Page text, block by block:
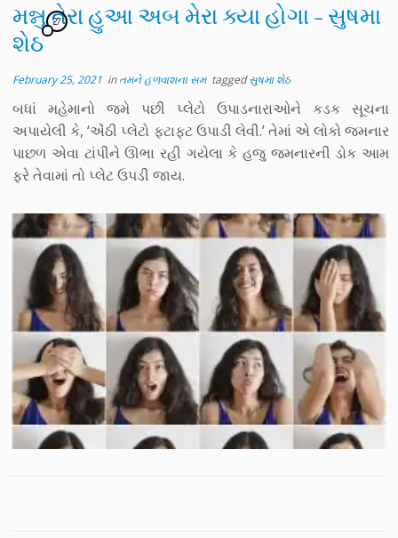
મન્નુ તેરા હુઆ અબ મેરા ક્યા હોગા – સુષમા
શેઠ
27
February 25, 2021 inતમને હળવાશના સમ taggedસુષમા શેઠ
બધાં મહેમાનો જમે પછી પ્લેટો ઉપાડનારાઓને કડક સૂચના
અપાયેલી કે, ‘એંઠી પ્લેટો ફટાફટ ઉપાડી લેવી.’ તેમાં એ લોકો જમનાર
પાછળ એવા ટાંપીને ઊભા રહી ગયેલા કે હજુ જમનારની ડોક આમ
ફરે તેવામાં તો પ્લેટ ઉપડી જાય.